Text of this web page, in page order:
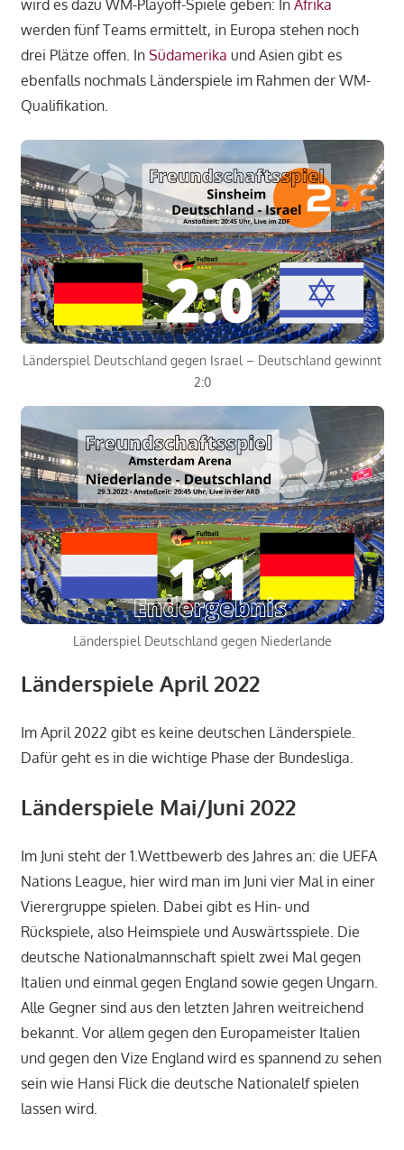
wird es dazu WM-Playoff-Spiele geben: In Afrika
werden fünf Teams ermittelt, in Europa stehen noch
drei Plätze offen. In Südamerika und Asien gibt es
ebenfalls nochmals Länderspiele im Rahmen der WM-
Qualifikation.
Länderspiel Deutschland gegen Israel – Deutschland gewinnt
2:0
Länderspiel Deutschland gegen Niederlande
Länderspiele April 2022
Im April 2022 gibt es keine deutschen Länderspiele.
Dafür geht es in die wichtige Phase der Bundesliga.
Länderspiele Mai/Juni 2022
Im Juni steht der 1.Wettbewerb des Jahres an: die UEFA
Nations League, hier wird man im Juni vier Mal in einer
Vierergruppe spielen. Dabei gibt es Hin- und
Rückspiele, also Heimspiele und Auswärtsspiele. Die
deutsche Nationalmannschaft spielt zwei Mal gegen
Italien und einmal gegen England sowie gegen Ungarn.
Alle Gegner sind aus den letzten Jahren weitreichend
bekannt. Vor allem gegen den Europameister Italien
und gegen den Vize England wird es spannend zu sehen
sein wie Hansi Flick die deutsche Nationalelf spielen
lassen wird.